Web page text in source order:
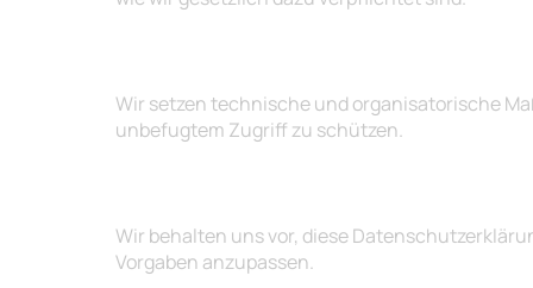
Wir setzen technische und organisatorische
unbefugtem Zugriff zu schützen.
Wir behalten uns vor, diese
Vorgaben anzupassen.